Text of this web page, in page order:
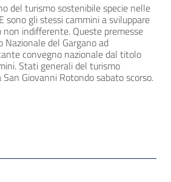
del turismo sostenibile specie nelle
sono gli stessi cammini a sviluppare
indifferente. Queste premesse
del Gargano ad
convegno nazionale dal titolo
Stati generali del turismo
San Giovanni Rotondo sabato scorso.